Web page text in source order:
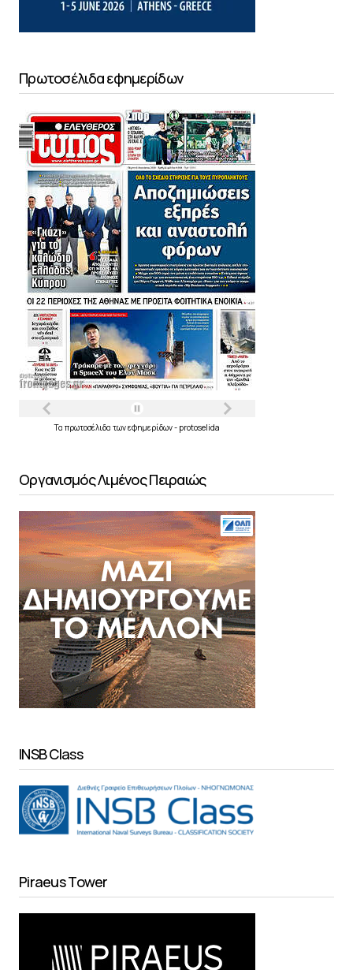
Πρωτοσέλιδα εφημερίδων
Τα πρωτοσέλιδα τωνεφημερίδων- protoselida
Οργανισμός Λιμένος Πειραιώς
INSB Class
Piraeus Tower